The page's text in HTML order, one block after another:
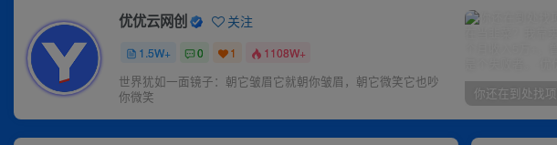
优优云网创 关注
1.5W+ 0 1 1108W+
世界犹如一面镜子：朝它皱眉它就朝你皱眉，朝它微笑它也吵
你微笑